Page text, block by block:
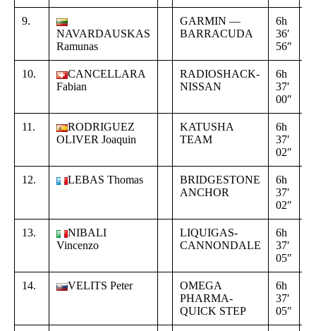
9.
NAVARDAUSKAS
Ramunas
GARMIN —
BARRACUDA
6h
36′
56″
10.
CANCELLARA
Fabian
RADIOSHACK-
NISSAN
6h
37′
00″
11.
RODRIGUEZ
OLIVER Joaquin
KATUSHA
TEAM
6h
37′
02″
12. LEBAS Thomas
BRIDGESTONE
ANCHOR
6h
37′
02″
13.
NIBALI
Vincenzo
LIQUIGAS-
CANNONDALE
6h
37′
05″
14. VELITS Peter
OMEGA
PHARMA-
QUICK STEP
6h
37′
05″